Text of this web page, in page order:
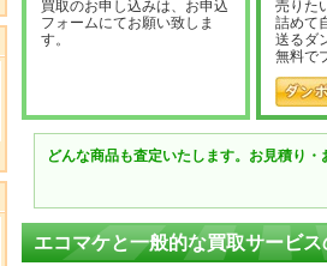
買取のお申し込みは、お申込
フォームにてお願い致しま
す。
売りた
詰めて
送るダ
無料で
どんな商品も査定いたします。お見積り
エコマケと一般的な買取サービス